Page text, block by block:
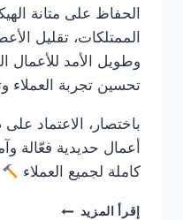
الحفاظ على متانة
الممتلكات، تقليل
وطويل الأمد للأعمال
تحسين تجربة العملاء
باختصار، الاعتماد
أعمال حديدية فعّالة
كاملة لجميع العملاء
إقرأ المزيد حداد